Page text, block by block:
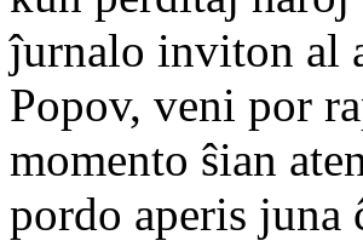
ĵurnalo inviton al
Popov, veni por
momento ŝian
pordo aperis juna